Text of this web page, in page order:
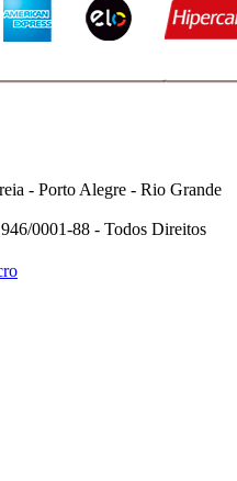
- Porto Alegre - Rio Grande
0001-88 - Todos Direitos